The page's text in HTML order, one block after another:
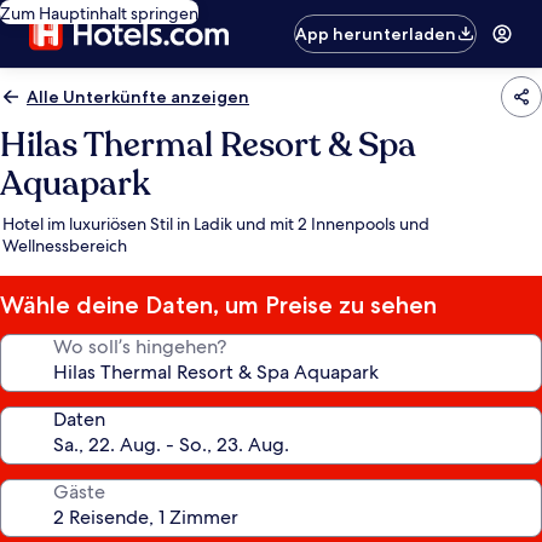
Zum Hauptinhalt springen
App herunterladen
Alle Unterkünfte anzeigen
Hilas Thermal Resort & Spa
Aquapark
Hotel im luxuriösen Stil in Ladik und mit 2 Innenpools und
Wellnessbereich
Wähle deine Daten, um Preise zu sehen
Wo soll’s hingehen?
Daten
Gäste